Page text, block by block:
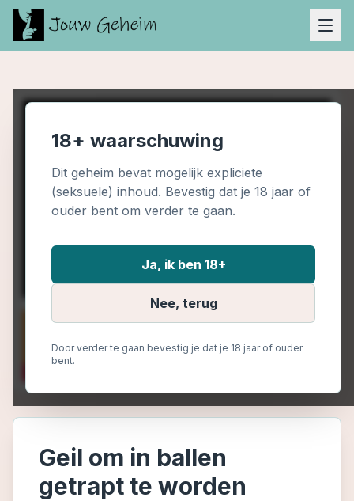
18+ waarschuwing
Dit geheim bevat mogelijk expliciete
(seksuele) inhoud. Bevestig dat je 18 jaar of
ouder bent om verder te gaan.
Ja, ik ben 18+
Nee, terug
Door verder te gaan bevestig je dat je 18 jaar of ouder
bent.
Geil om in ballen
getrapt te worden